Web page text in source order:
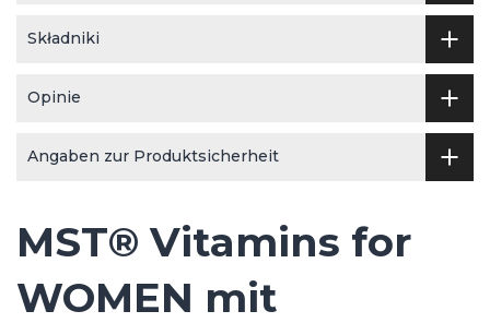
Składniki
Opinie
Angaben zur Produktsicherheit
MST® Vitamins for
WOMEN mit